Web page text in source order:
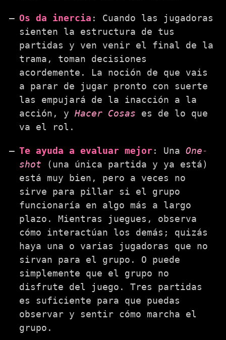
Os da inercia : Cuando las jugadoras
sienten la estructura de tus
partidas y ven venir el final de la
trama, toman decisiones
acordemente. La noción de que vais
a parar de jugar pronto con suerte
las empujará de la inacción a la
acción, y Hacer Cosas es de lo que
va el rol.
Te ayuda a evaluar mejor: Una One-
shot (una única partida y ya está)
está muy bien, pero a veces no
sirve para pillar si el grupo
funcionaría en algo más a largo
plazo. Mientras juegues, observa
cómo interactúan los demás; quizás
haya una o varias jugadoras que no
sirvan para el grupo. O puede
simplemente que el grupo no
disfrute del juego. Tres partidas
es suficiente para que puedas
observar y sentir cómo marcha el
grupo.